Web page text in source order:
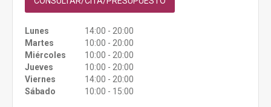
Lunes
14:00 - 20:00
Martes
10:00 - 20:00
Miércoles
10:00 - 20:00
Jueves
10:00 - 20:00
Viernes
14:00 - 20:00
Sábado
10:00 - 15:00